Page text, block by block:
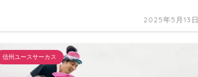
2025年5月13日
信州ユースサーカス